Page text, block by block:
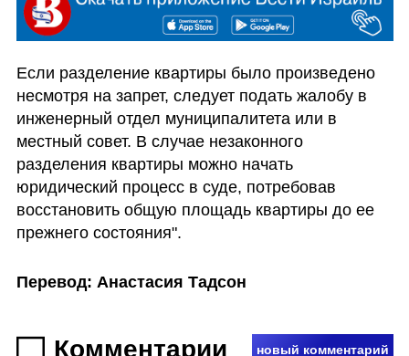
Если разделение квартиры было произведено
несмотря на запрет, следует подать жалобу в
инженерный отдел муниципалитета или в
местный совет. В случае незаконного
разделения квартиры можно начать
юридический процесс в суде, потребовав
восстановить общую площадь квартиры до ее
прежнего состояния".
Перевод: Анастасия Тадсон
Комментарии новый комментарий